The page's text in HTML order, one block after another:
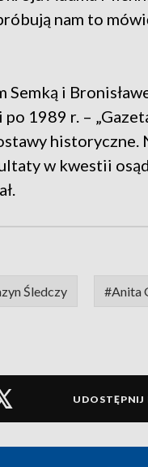
nam to
i
1989 r. –
w kwestii
Śledczy #Anita
UDOSTĘPNIJ